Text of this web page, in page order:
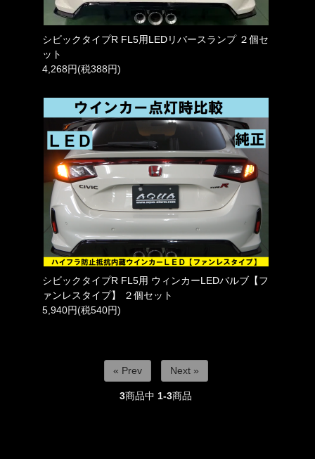
シビックタイプR FL5用LEDリバースランプ ２個セ
ット
4,268円(税388円)
シビックタイプR FL5用 ウィンカーLEDバルブ【フ
ァンレスタイプ】 ２個セット
5,940円(税540円)
« Prev Next »
3商品中 1-3商品